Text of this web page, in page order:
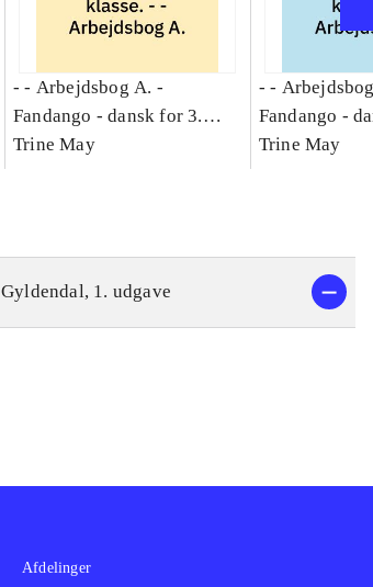
- - Arbejdsbog A. -
Fandango - dansk for 3.
klasse : grundbog. - -
Trine May
- -
Fandango -
klasse :
Trine May
Gyldendal, 1. udgave
Afdelinger